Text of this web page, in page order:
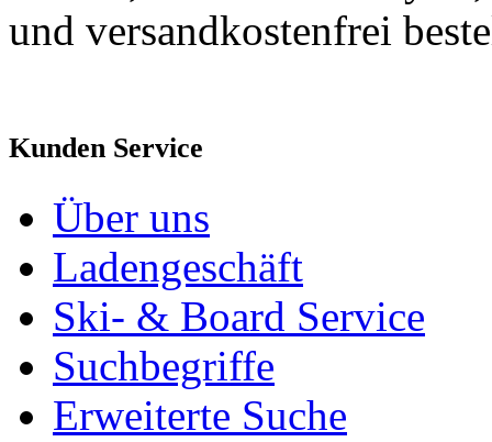
und versandkostenfrei
Kunden Service
Über uns
Ladengeschäft
Ski- & Board Service
Suchbegriffe
Erweiterte Suche